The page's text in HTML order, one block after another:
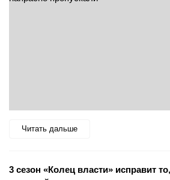
Читать дальше
3 сезон «Колец власти» исправит